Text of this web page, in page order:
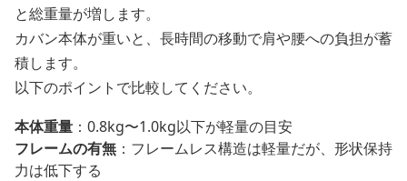
と総重量が増します。
カバン本体が重いと、長時間の移動で肩や腰への負担が蓄
積します。
以下のポイントで比較してください。
本体重量 ：0.8kg〜1.0kg以下が軽量の目安
フレームの有無 ：フレームレス構造は軽量だが、形状保持
力は低下する